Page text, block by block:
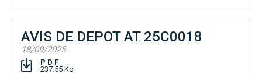
AVIS DE DEPOT AT 25C0018
18/09/2025
PDF
237.55 Ko